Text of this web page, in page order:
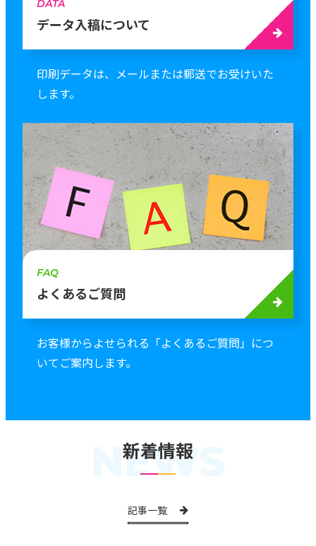
DATA
データ入稿について
印刷データは、メールまたは郵送でお受けいた
します。
FAQ
よくあるご質問
お客様からよせられる「よくあるご質問」につ
いてご案内します。
NEWS
新着情報
記事一覧